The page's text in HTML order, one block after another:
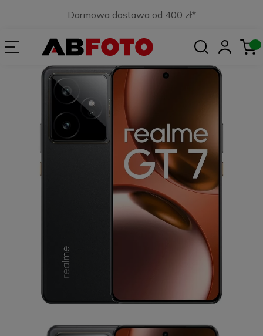
Darmowa dostawa od 400 zł*